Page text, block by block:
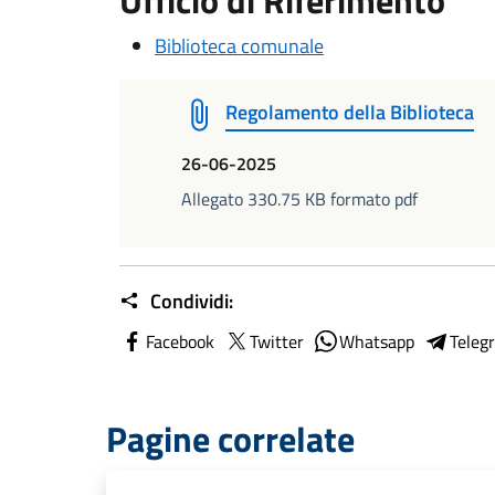
Biblioteca comunale
Regolamento della Biblioteca
26-06-2025
Allegato 330.75 KB formato pdf
Condividi:
Facebook Twitter Whatsapp
Pagine correlate